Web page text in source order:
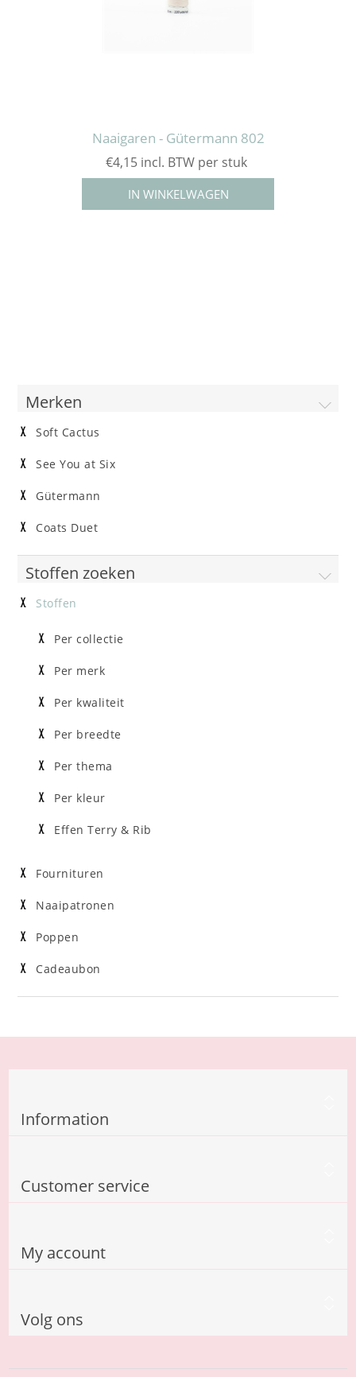
Naaigaren - Gütermann 802
€4,15 incl. BTW per stuk
Merken
Soft Cactus
See You at Six
Gütermann
Coats Duet
Stoffen zoeken
Stoffen
Per collectie
Per merk
Per kwaliteit
Per breedte
Per thema
Per kleur
Effen Terry & Rib
Fournituren
Naaipatronen
Poppen
Cadeaubon
Information
Customer service
My account
Volg ons